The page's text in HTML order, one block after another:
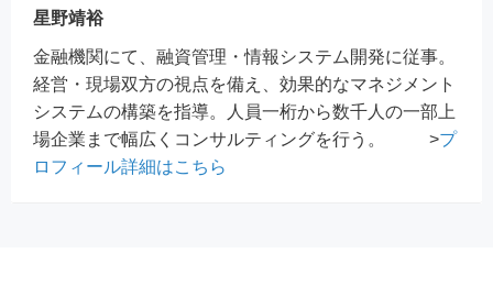
星野靖裕
金融機関にて、融資管理・情報システム開発に従事。
経営・現場双方の視点を備え、効果的なマネジメント
システムの構築を指導。人員一桁から数千人の一部上
場企業まで幅広くコンサルティングを行う。 >プ
ロフィール詳細はこちら